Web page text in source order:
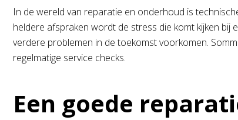
In de wereld van reparatie en onderhoud is
heldere afspraken wordt de stress die komt kijken bij
verdere problemen in de toekomst voorkomen.
regelmatige service checks.
Een goede